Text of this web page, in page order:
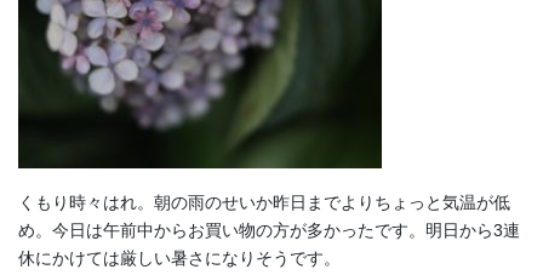
くもり時々はれ。朝の雨のせいか昨日までよりちょっと気温が低
め。今日は午前中からお買い物の方が多かったです。明日から3連
休にかけては厳しい暑さになりそうです。